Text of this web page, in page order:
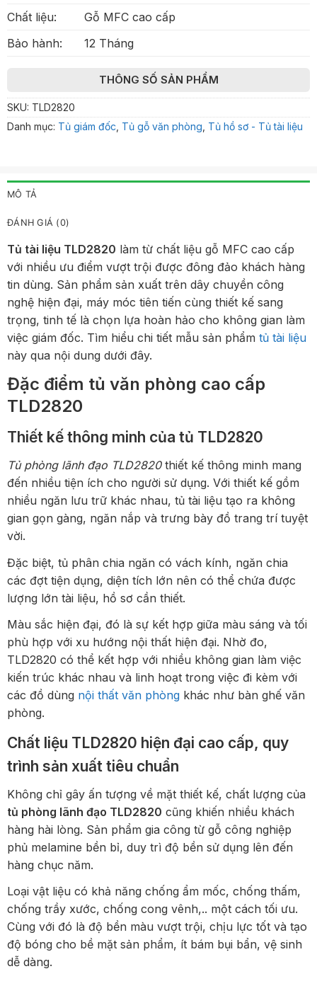
Chất liệu:
Gỗ MFC cao cấp
Bảo hành:
12 Tháng
THÔNG SỐ SẢN PHẨM
SKU: TLD2820
Danh mục: Tủ giám đốc Tủ gỗ văn phòng Tủ hồ sơ - Tủ tài liệu
MÔ TẢ
ĐÁNH GIÁ (0)
Tủ tài liệu TLD2820 làm từ chất liệu gỗ MFC cao cấp
với nhiều ưu điểm vượt trội được đông đảo khách hàng
tin dùng. Sản phẩm sản xuất trên dây chuyền công
nghệ hiện đại, máy móc tiên tiến cùng thiết kế sang
trọng, tinh tế là chọn lựa hoàn hảo cho không gian làm
việc giám đốc. Tìm hiểu chi tiết mẫu sản phẩm tủ tài liệu
này qua nội dung dưới đây.
Đặc điểm tủ văn phòng cao cấp
TLD2820
Thiết kế thông minh của tủ TLD2820
Tủ phòng lãnh đạo TLD2820thiết kế thông minh mang
đến nhiều tiện ích cho người sử dụng. Với thiết kế gồm
nhiều ngăn lưu trữ khác nhau, tủ tài liệu tạo ra không
gian gọn gàng, ngăn nắp và trưng bày đồ trang trí tuyệt
vời.
Đặc biệt, tủ phân chia ngăn có vách kính, ngăn chia
các đợt tiện dụng, diện tích lớn nên có thể chứa được
lượng lớn tài liệu, hồ sơ cần thiết.
Màu sắc hiện đại, đó là sự kết hợp giữa màu sáng và tối
phù hợp với xu hướng nội thất hiện đại. Nhờ đo,
TLD2820 có thể kết hợp với nhiều không gian làm việc
kiến trúc khác nhau và linh hoạt trong việc đi kèm với
các đồ dùng nội thất văn phòng khác như bàn ghế văn
phòng.
Chất liệu TLD2820 hiện đại cao cấp, quy
trình sản xuất tiêu chuẩn
Không chỉ gây ấn tượng về mặt thiết kế, chất lượng của
tủ phòng lãnh đạo TLD2820 cũng khiến nhiều khách
hàng hài lòng. Sản phẩm gia công từ gỗ công nghiệp
phủ melamine bền bỉ, duy trì độ bền sử dụng lên đến
hàng chục năm.
Loại vật liệu có khả năng chống ẩm mốc, chống thấm,
chống trầy xước, chống cong vênh,.. một cách tối ưu.
Cùng với đó là độ bền màu vượt trội, chịu lực tốt và tạo
độ bóng cho bề mặt sản phẩm, ít bám bụi bẩn, vệ sinh
dễ dàng.